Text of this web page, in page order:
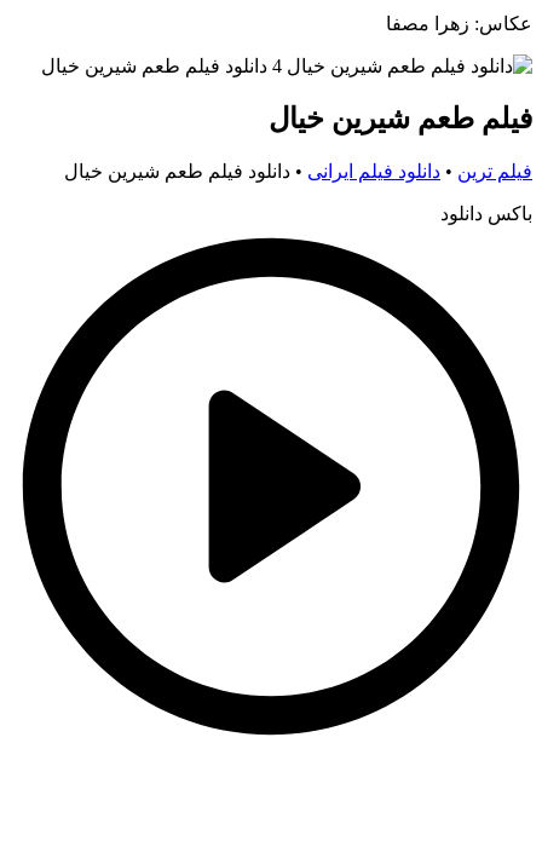
عکاس: زهرا مصفا
فیلم طعم شیرین خیال
فیلم ترین • دانلود فیلم ایرانی • دانلود فیلم طعم شیرین خیال
باکس دانلود